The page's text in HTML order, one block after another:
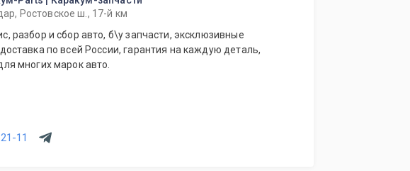
Ростовское ш., 17-й км
разбор и сбор авто, б\у запчасти, эксклюзивные
по всей России, гарантия на каждую деталь,
многих марок авто.
11